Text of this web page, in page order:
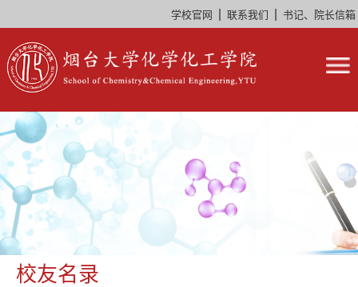
学校官网 联系我们 书记、院长信箱
校友名录